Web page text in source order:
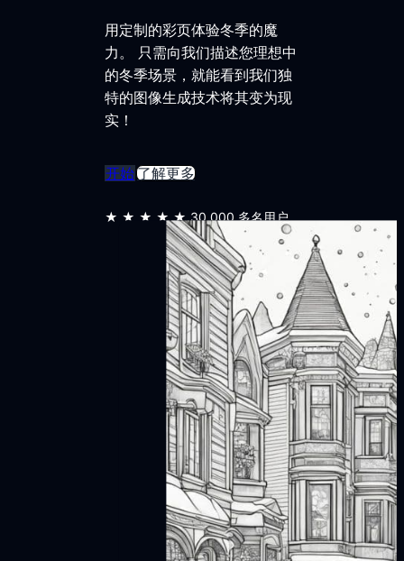
用定制的彩页体验冬季的魔
力。 只需向我们描述您理想中
的冬季场景，就能看到我们独
特的图像生成技术将其变为现
实！
开始了解更多
★★★★★30,000 多名用户